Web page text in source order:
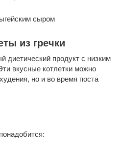
сыром
из гречки
диетический продукт с низким
вкусные котлетки можно
но и во время поста